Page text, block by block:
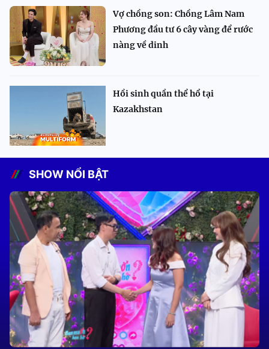
Vợ chồng son: Chồng Lâm Nam
Phương đầu tư 6 cây vàng để rước
nàng về dinh
Hồi sinh quần thể hổ tại
Kazakhstan
SHOW NỔI BẬT